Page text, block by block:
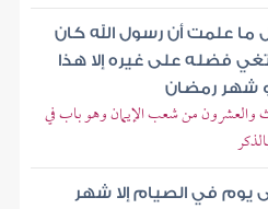
ما علمت أن رسول الله كان
فضله على غيره إلا هذا
شهر رمضان
والعشرون من شعب الإيمان وهو باب في
في الصيام إلا شهر